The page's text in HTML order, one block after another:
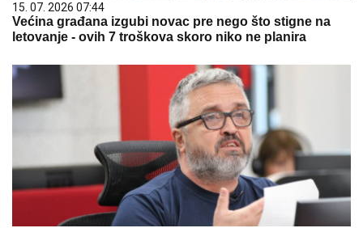
15. 07. 2026 07:44
Većina građana izgubi novac pre nego što stigne na
letovanje - ovih 7 troškova skoro niko ne planira